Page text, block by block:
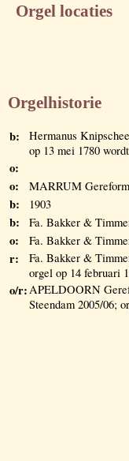
Orgel locaties
Orgelhistorie
b:
Hermanus
op 13 mei 1780
o:
o:
MARRUM
b: 1903
b: Fa. Bakker &
o: Fa. Bakker &
r:
Fa. Bakker &
orgel op 14 februari
o/r:APELDOORN
Steendam 2005/06;